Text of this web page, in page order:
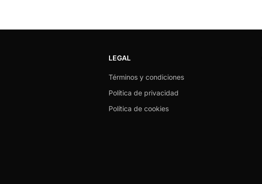
LEGAL
Términos y condiciones
Política de privacidad
Política de cookies